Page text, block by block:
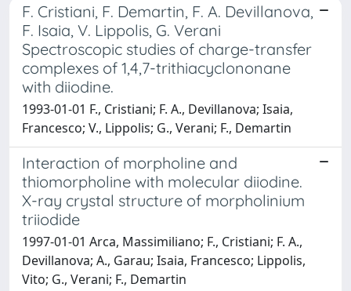
F. Cristiani, F. Demartin, F. A. Devillanova,
F. Isaia, V. Lippolis, G. Verani
Spectroscopic studies of charge-transfer
complexes of 1,4,7-trithiacyclononane
with diiodine.
1993-01-01 F., Cristiani; F. A., Devillanova; Isaia,
Francesco; V., Lippolis; G., Verani; F., Demartin
Interaction of morpholine and
thiomorpholine with molecular diiodine.
X-ray crystal structure of morpholinium
triiodide
1997-01-01 Arca, Massimiliano; F., Cristiani; F. A.,
Devillanova; A., Garau; Isaia, Francesco; Lippolis,
Vito; G., Verani; F., Demartin